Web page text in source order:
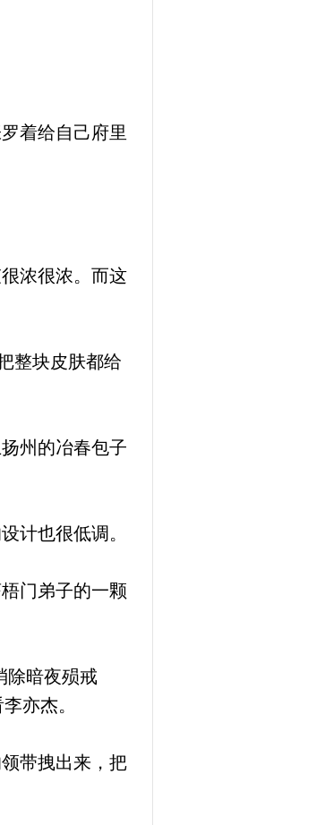
着给自己府里
浓很浓。而这
整块皮肤都给
州的冶春包子
计也很低调。
门弟子的一颗
除暗夜殒戒
亦杰。
带拽出来，把